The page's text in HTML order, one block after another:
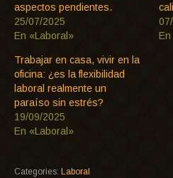
aspectos pendientes.
25/07/2025
En «Laboral»
En
Trabajar en casa, vivir en la
oficina: ¿es la flexibilidad
laboral realmente un
paraíso sin estrés?
19/09/2025
En «Laboral»
Categories: Laboral